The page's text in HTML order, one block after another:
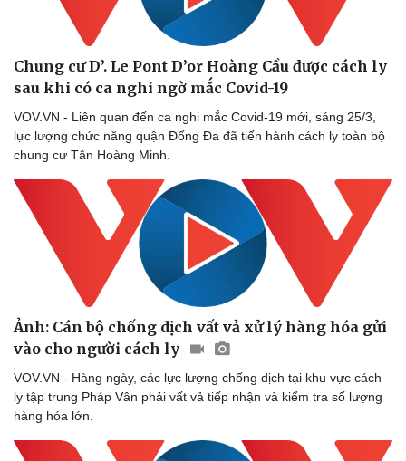
Sức khỏe
Dinh dưỡng - món ngon
Nhà đẹp
Chung cư D’. Le Pont D’or Hoàng Cầu được cách ly
sau khi có ca nghi ngờ mắc Covid-19
VOV.VN - Liên quan đến ca nghi mắc Covid-19 mới, sáng 25/3,
lực lượng chức năng quận Đống Đa đã tiến hành cách ly toàn bộ
chung cư Tân Hoàng Minh.
Ảnh: Cán bộ chống dịch vất vả xử lý hàng hóa gửi
vào cho người cách ly
VOV.VN - Hàng ngày, các lực lượng chống dịch tại khu vực cách
ly tập trung Pháp Vân phải vất vả tiếp nhận và kiểm tra số lượng
hàng hóa lớn.